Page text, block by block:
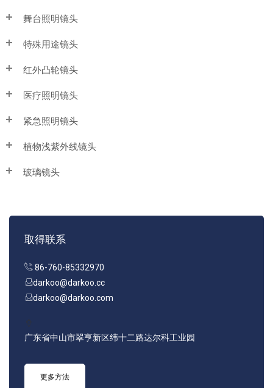
舞台照明镜头
特殊用途镜头
红外凸轮镜头
医疗照明镜头
紧急照明镜头
植物浅紫外线镜头
玻璃镜头
取得联系
86-760-85332970
darkoo@darkoo.cc
darkoo@darkoo.com
广东省中山市翠亨新区纬十二路达尔科工业园
更多方法